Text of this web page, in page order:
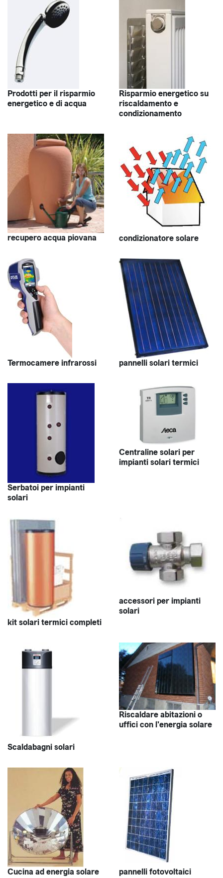
Prodotti per il risparmio
energetico e di acqua
Risparmio energetico su
riscaldamento e
condizionamento
recupero acqua piovana condizionatore solare
Termocamere infrarossi pannelli solari termici
Serbatoi per impianti
solari
Centraline solari per
impianti solari termici
kit solari termici completi
accessori per impianti
solari
Scaldabagni solari
Riscaldare abitazioni o
uffici con l'energia solare
Cucina ad energia solare pannelli fotovoltaici